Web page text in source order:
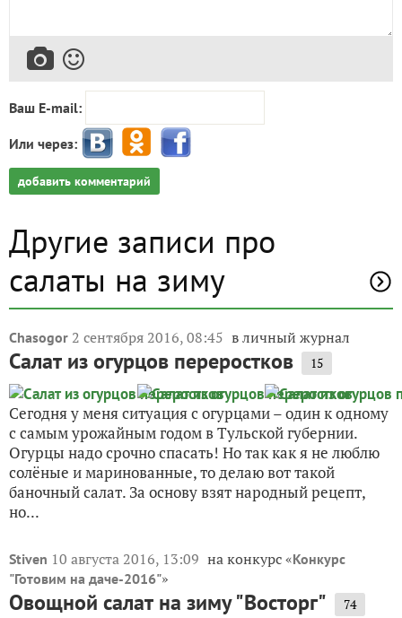
Ваш E-mail:
Или через:
добавить комментарий
Другие записи про
салаты на зиму
Chasogor 2 сентября 2016, 08:45 в личный журнал
Салат из огурцов переростков 15
Сегодня у меня ситуация с огурцами – один к одному
с самым урожайным годом в Тульской губернии.
Огурцы надо срочно спасать! Но так как я не люблю
солёные и маринованные, то делаю вот такой
баночный салат. За основу взят народный рецепт,
но...
Stiven 10 августа 2016, 13:09 на конкурс «Конкурс
"Готовим на даче-2016"»
Овощной салат на зиму "Восторг" 74